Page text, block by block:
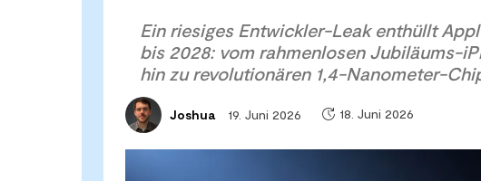
Ein riesiges Entwickler-Leak enthüllt
bis 2028: vom rahmenlosen Jubiläums-
hin zu revolutionären 1,4-Nanometer-
Joshua 19. Juni 2026 18. Juni 2026